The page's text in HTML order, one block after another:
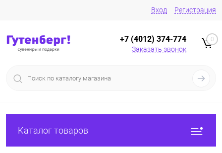
Вход Регистрация
+7 (4012) 374-774
Заказать звонок
0
Каталог товаров